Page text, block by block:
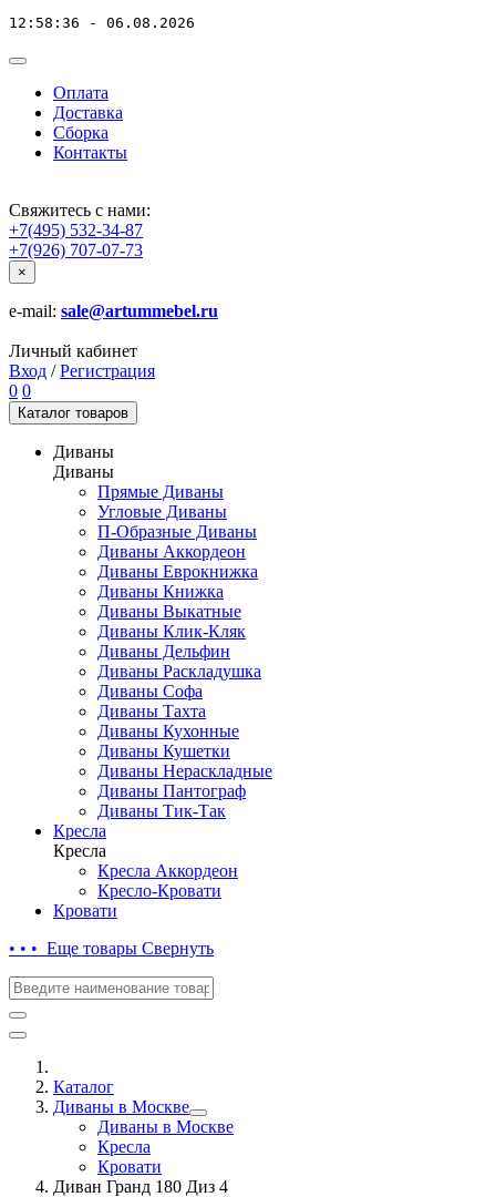
12:58:36 - 06.08.2026
Оплата
Доставка
Сборка
Контакты
Свяжитесь с нами:
+7(495) 532-34-87
+7(926) 707-07-73
×
e-mail: sale@artummebel.ru
Личный кабинет
Вход / Регистрация
0 0
Каталог товаров
Диваны
Диваны
Прямые Диваны
Угловые Диваны
П-Образные Диваны
Диваны Аккордеон
Диваны Еврокнижка
Диваны Книжка
Диваны Выкатные
Диваны Клик-Кляк
Диваны Дельфин
Диваны Раскладушка
Диваны Софа
Диваны Тахта
Диваны Кухонные
Диваны Кушетки
Диваны Нераскладные
Диваны Пантограф
Диваны Тик-Так
Кресла
Кресла
Кресла Аккордеон
Кресло-Кровати
Кровати
• • • Еще товары Свернуть
Каталог
Диваны в Москве
Диваны в Москве
Кресла
Кровати
Диван Гранд 180 Диз 4